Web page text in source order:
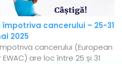
cancerului – 25-31
2025
cancerului (European
are loc între 25 și 31